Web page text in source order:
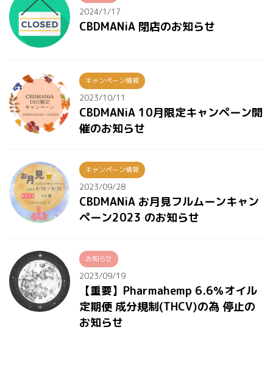
2024/1/17
CBDMANiA 閉店のお知らせ
キャンペーン情報
2023/10/11
CBDMANiA 10月限定キャンペーン開
催のお知らせ
キャンペーン情報
2023/09/28
CBDMANiA お月見フルムーンキャン
ペーン2023 のお知らせ
お知らせ
2023/09/19
【重要】Pharmahemp 6.6％オイル
定期便 成分規制(THCV)の為 停止の
お知らせ